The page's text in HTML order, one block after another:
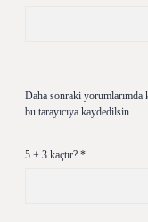
Daha sonraki yorumlarımda
bu tarayıcıya kaydedilsin.
5 + 3 kaçtır? *